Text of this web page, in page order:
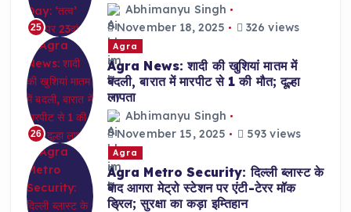
25
Abhimanyu Singh
November 18, 2025
326 views
26
Agra
Agra News: शादी की खुशियां मातम में
बदली, बारात में मारपीट से 1 की मौत; दूल्हा
लापता
Abhimanyu Singh
November 15, 2025
593 views
Agra
Agra Metro Security: दिल्ली ब्लास्ट के
बाद आगरा मेट्रो स्टेशन पर एंटी-टेरर मॉक
ड्रिल; सुरक्षा का कड़ा इम्तिहान